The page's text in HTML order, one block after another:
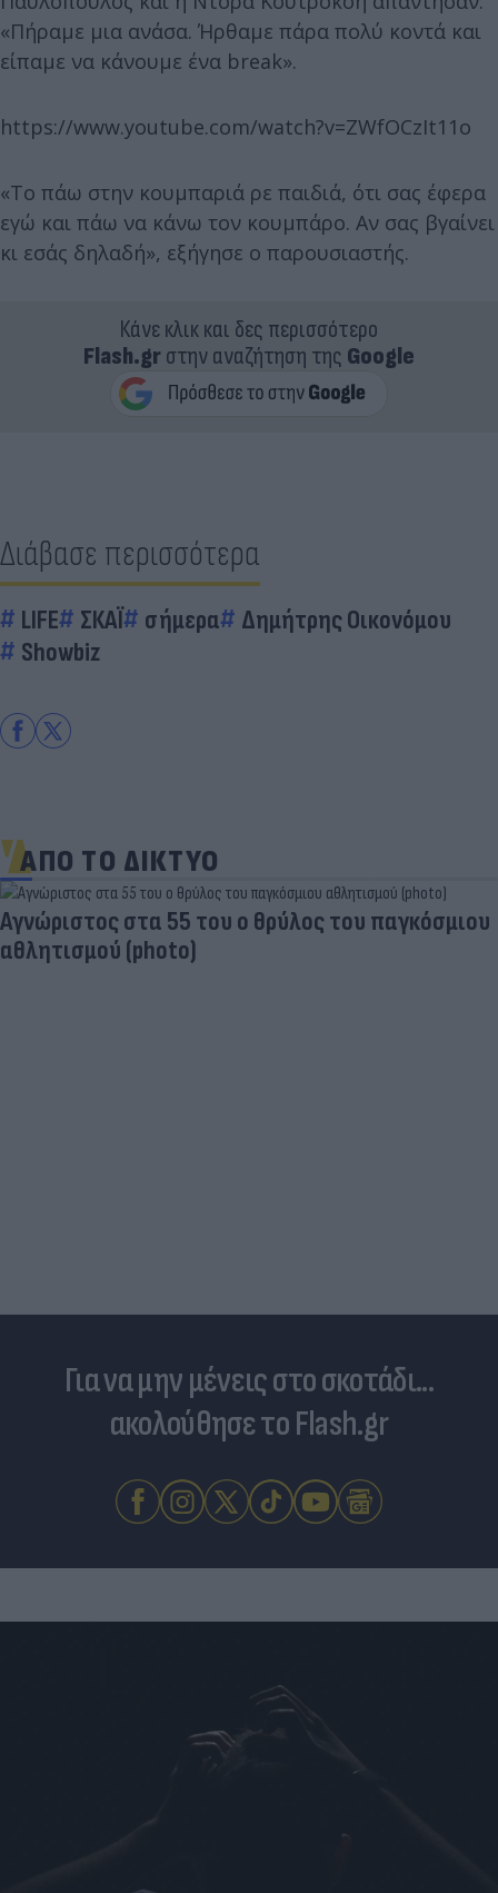
«Πήραμε μια ανάσα. Ήρθαμε πάρα πολύ κοντά και
είπαμε να κάνουμε ένα break».
https://www.youtube.com/watch?v=ZWfOCzIt11o
«Το πάω στην κουμπαριά ρε παιδιά, ότι σας έφερα
εγώ και πάω να κάνω τον κουμπάρο. Αν σας βγαίνει
κι εσάς δηλαδή», εξήγησε ο παρουσιαστής.
Κάνε κλικ και δες περισσότερο
Flash.grστην αναζήτηση της Google
Διάβασε περισσότερα
LIFE ΣΚΑΪ σήμερα
Δημήτρης Οικονόμου
Showbiz
ΑΠΟ ΤΟ ΔΙΚΤΥΟ
Aγνώριστος στα 55 του ο θρύλος του παγκόσμιου
αθλητισμού (photo)
Για να μην μένεις στο σκοτάδι...
ακολούθησε το Flash.gr